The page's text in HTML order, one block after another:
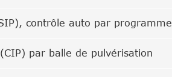
contrôle auto par programme
par balle de pulvérisation